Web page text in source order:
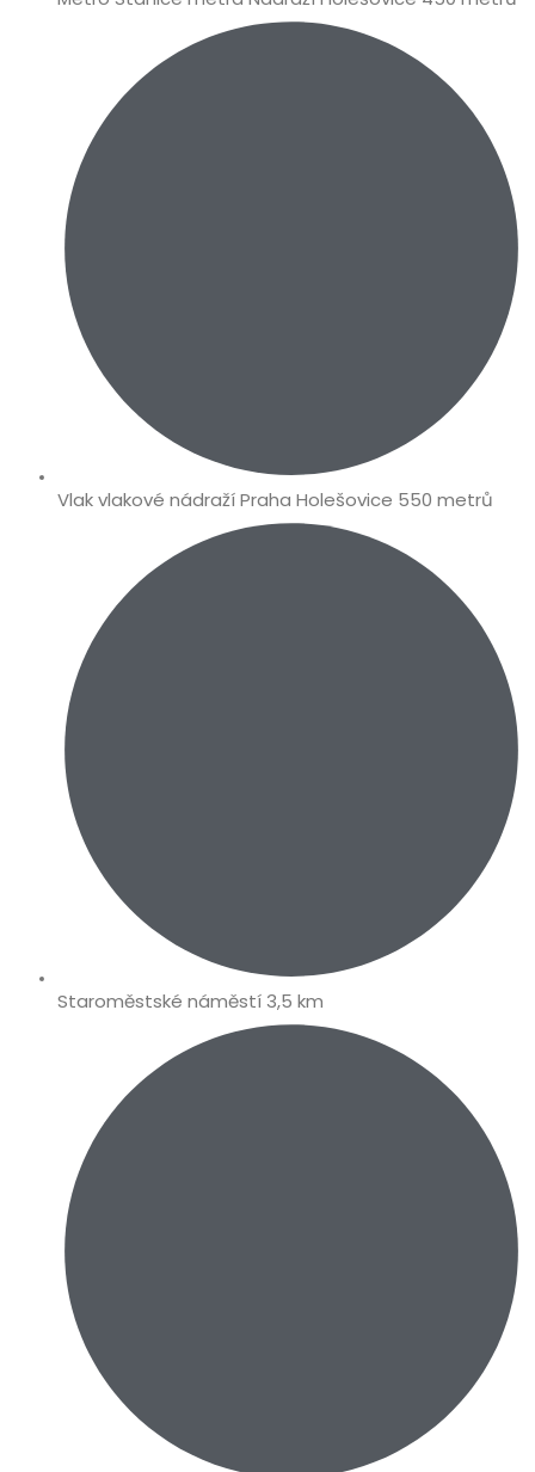
Vlak vlakové nádraží Praha Holešovice 550 metrů
Staroměstské náměstí 3,5 km